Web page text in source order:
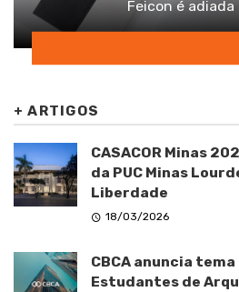
Feicon é
+ARTIGOS
CASACOR Minas
da PUC Minas
Liberdade
18/03/2026
CBCA anuncia
Estudantes de